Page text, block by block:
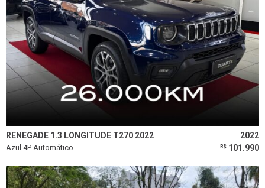
RENEGADE 1.3 LONGITUDE T270 2022 2022
Azul 4P Automático R$ 101.990